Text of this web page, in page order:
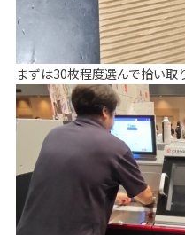
まずは30枚程度選んで拾い取